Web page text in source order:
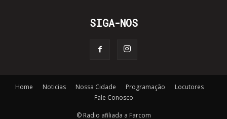
SIGA-NOS
Home Noticias Nossa Cidade Programação
Locutores
Fale Conosco
© Radio afiliada a Farcom